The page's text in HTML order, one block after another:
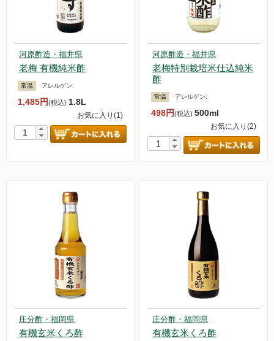
河原酢造・福井県
老梅 有機純米酢
常温 アレルゲン:
1,485円(税込) 1.8L
お気に入り(1)
河原酢造・福井県
老梅特別栽培米仕込純米
酢
常温 アレルゲン:
498円(税込)500ml
お気に入り(2)
庄分酢・福岡県
有機玄米くろ酢
庄分酢・福岡県
有機玄米くろ酢